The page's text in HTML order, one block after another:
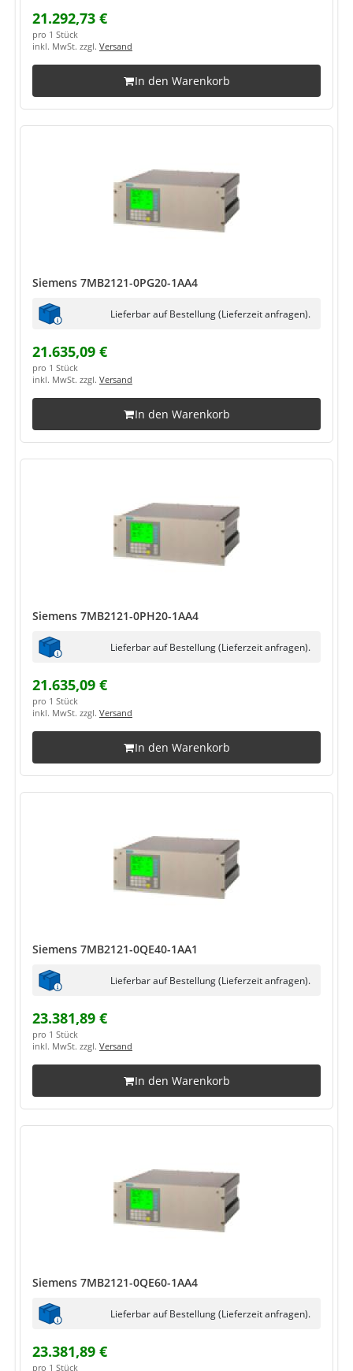
21.292,73 €
pro 1 Stück
inkl. MwSt. zzgl. Versand
In den Warenkorb
Siemens 7MB2121-0PG20-1AA4
Lieferbar auf Bestellung (Lieferzeit anfragen).
21.635,09 €
pro 1 Stück
inkl. MwSt. zzgl. Versand
In den Warenkorb
Siemens 7MB2121-0PH20-1AA4
Lieferbar auf Bestellung (Lieferzeit anfragen).
21.635,09 €
pro 1 Stück
inkl. MwSt. zzgl. Versand
In den Warenkorb
Siemens 7MB2121-0QE40-1AA1
Lieferbar auf Bestellung (Lieferzeit anfragen).
23.381,89 €
pro 1 Stück
inkl. MwSt. zzgl. Versand
In den Warenkorb
Siemens 7MB2121-0QE60-1AA4
Lieferbar auf Bestellung (Lieferzeit anfragen).
23.381,89 €
pro 1 Stück